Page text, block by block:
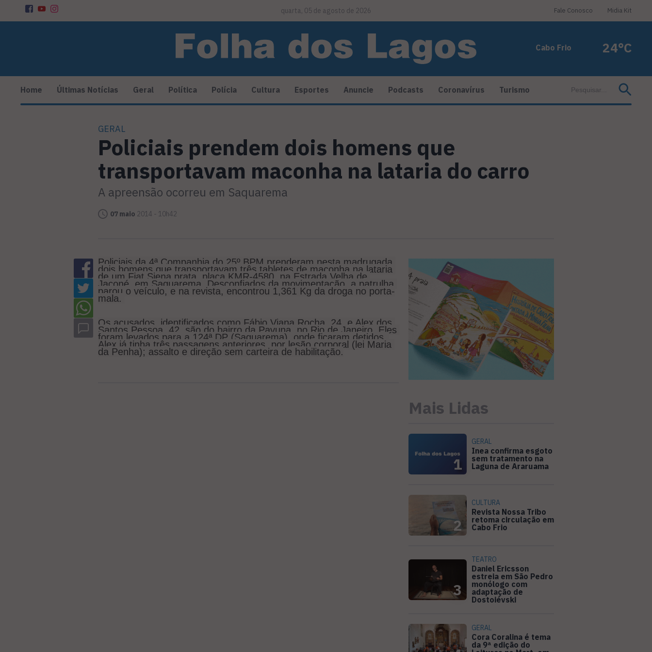
quarta, 05 de agosto de 2026 Fale Conosco Midia Kit
Cabo Frio 24°C
Home Últimas Notícias Geral Política Polícia Cultura Esportes Anuncie Podcasts Coronavírus Turismo
GERAL
Policiais prendem dois homens que
transportavam maconha na lataria do carro
A apreensão ocorreu em Saquarema
07 maio 2014 - 10h42
Policiais da 4ª Companhia do 25º BPM prenderam nesta madrugada
dois homens que transportavam três tabletes de maconha na lataria
de um Fiat Siena prata, placa KMR-4580, na Estrada Velha de
Jaconé, em Saquarema. Desconfiados da movimentação, a patrulha
parou o veículo, e na revista, encontrou 1,361 Kg da droga no porta-
mala.
Os acusados, identificados como Fábio Viana Rocha, 24, e Alex dos
Santos Pessoa, 42, são do bairro da Pavuna, no Rio de Janeiro. Eles
foram levados para a 124ª DP (Saquarema), onde ficaram detidos.
Alex já tinha três passagens anteriores, por lesão corporal (lei Maria
da Penha); assalto e direção sem carteira de habilitação.
Mais Lidas
1
GERAL
Inea confirma esgoto
sem tratamento na
Laguna de Araruama
2
CULTURA
Revista Nossa Tribo
retoma circulação em
Cabo Frio
3
TEATRO
Daniel Ericsson
estreia em São Pedro
monólogo com
adaptação de
Dostoiévski
GERAL
Cora Coralina é tema
da 9ª edição do